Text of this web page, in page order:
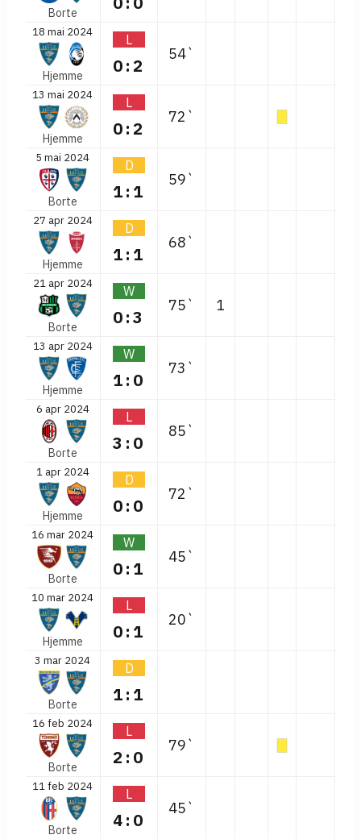
Borte
18 mai 2024
Hjemme
L
0:2
54`
13 mai 2024
Hjemme
L
0:2
72`
5 mai 2024
Borte
D
1:1
59`
27 apr 2024
Hjemme
D
1:1
68`
21 apr 2024
Borte
W
0:3
75` 1
13 apr 2024
Hjemme
W
1:0
73`
6 apr 2024
Borte
L
3:0
85`
1 apr 2024
Hjemme
D
0:0
72`
16 mar 2024
Borte
W
0:1
45`
10 mar 2024
Hjemme
L
0:1
20`
3 mar 2024
Borte
D
1:1
16 feb 2024
Borte
L
2:0
79`
11 feb 2024
Borte
L
4:0
45`